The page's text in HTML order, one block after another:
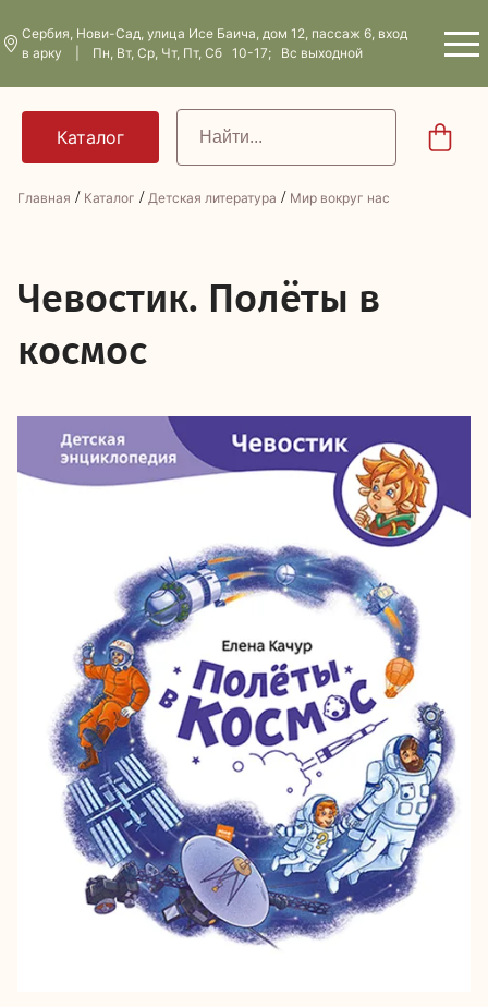
Сербия, Нови-Сад, улица Исе Баича, дом 12, пассаж 6, вход
в арку | Пн, Вт, Ср, Чт, Пт, Сб 10-17; Вс выходной
Главная / Каталог / Детская литература / Мир вокруг нас
Чевостик. Полёты в
космос